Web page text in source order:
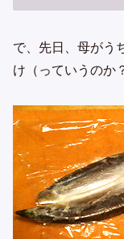
で、先日、母がう
け（っていうのか